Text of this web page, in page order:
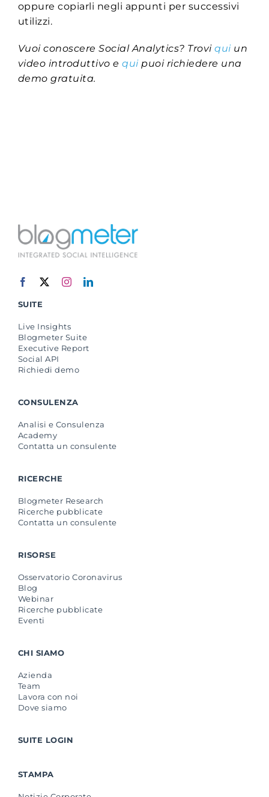
oppure copiarli negli appunti per successivi
utilizzi.
Vuoi conoscere Social Analytics? Troviquiun
video introduttivo equipuoi richiedere una
demo gratuita.
SUITE
Live Insights
Blogmeter Suite
Executive Report
Social API
Richiedi demo
CONSULENZA
Analisi e Consulenza
Academy
Contatta un consulente
RICERCHE
Blogmeter Research
Ricerche pubblicate
Contatta un consulente
RISORSE
Osservatorio Coronavirus
Blog
Webinar
Ricerche pubblicate
Eventi
CHI SIAMO
Azienda
Team
Lavora con noi
Dove siamo
SUITE LOGIN
STAMPA